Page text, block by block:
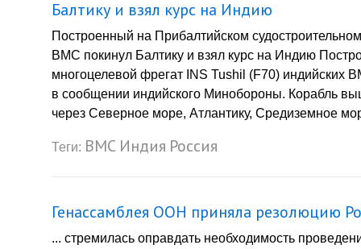
Балтику и взял курс на Индию
Построенный на Прибалтийском
ВМС покинул Балтику и взял курс на Индию
многоцелевой фрегат INS Tushil (F70) индийских
в сообщении индийского Минобороны. Корабль
через Северное море, Атлантику, Средиземное
Теги: ВМС Индия Россия
Генассамблея ООН приняла резолюцию
... стремилась оправдать необходимость